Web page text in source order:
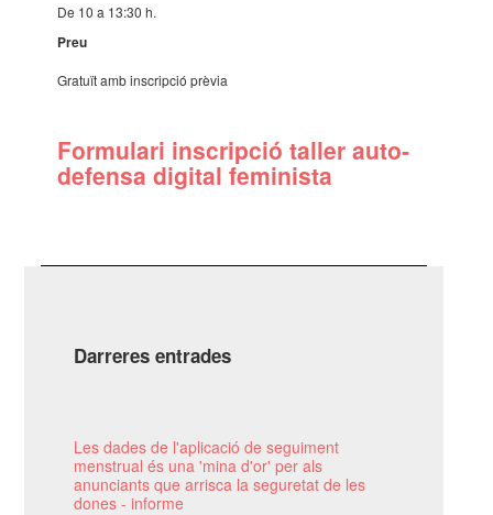
De 10 a 13:30 h.
Preu
Gratuït amb inscrip­ció prèvia
Formu­lari inscrip­ció taller auto­
de­fensa digi­tal femi­nista
Darreres entrades
Les dades de l'aplicació de seguiment
menstrual és una 'mina d'or' per als
anunciants que arrisca la seguretat de les
dones - informe